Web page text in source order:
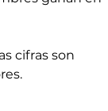
cifras son